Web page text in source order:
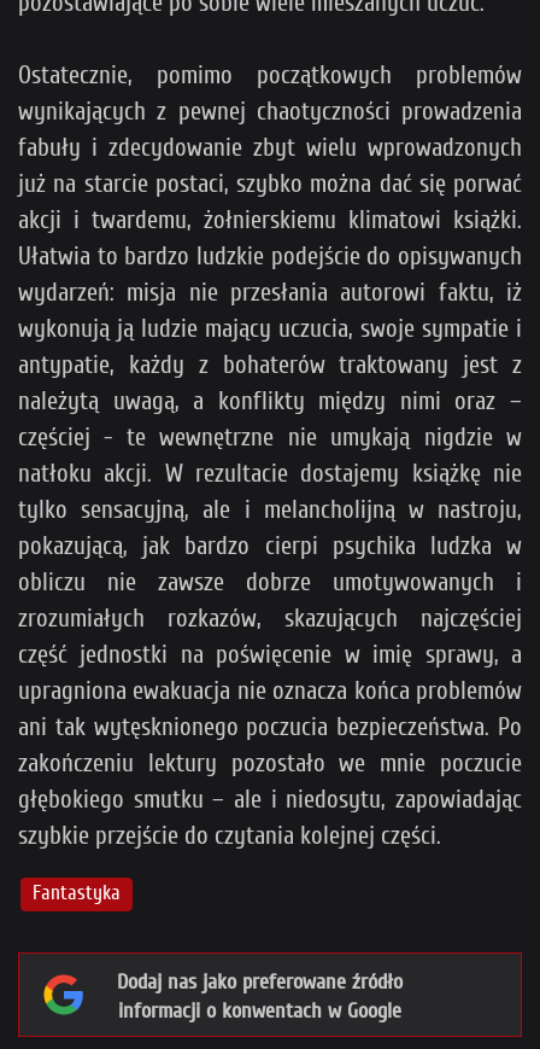
Ostatecznie, pomimo początkowych problemów
wynikających z pewnej chaotyczności prowadzenia
fabuły i zdecydowanie zbyt wielu wprowadzonych
już na starcie postaci, szybko można dać się porwać
akcji i twardemu, żołnierskiemu klimatowi książki.
Ułatwia to bardzo ludzkie podejście do opisywanych
wydarzeń: misja nie przesłania autorowi faktu, iż
wykonują ją ludzie mający uczucia, swoje sympatie i
antypatie, każdy z bohaterów traktowany jest z
należytą uwagą, a konflikty między nimi oraz –
częściej - te wewnętrzne nie umykają nigdzie w
natłoku akcji. W rezultacie dostajemy książkę nie
tylko sensacyjną, ale i melancholijną w nastroju,
pokazującą, jak bardzo cierpi psychika ludzka w
obliczu nie zawsze dobrze umotywowanych i
zrozumiałych rozkazów, skazujących najczęściej
część jednostki na poświęcenie w imię sprawy, a
upragniona ewakuacja nie oznacza końca problemów
ani tak wytęsknionego poczucia bezpieczeństwa. Po
zakończeniu lektury pozostało we mnie poczucie
głębokiego smutku – ale i niedosytu, zapowiadając
szybkie przejście do czytania kolejnej części.
Fantastyka
Dodaj nas jako preferowane źródło
informacji o konwentach w Google